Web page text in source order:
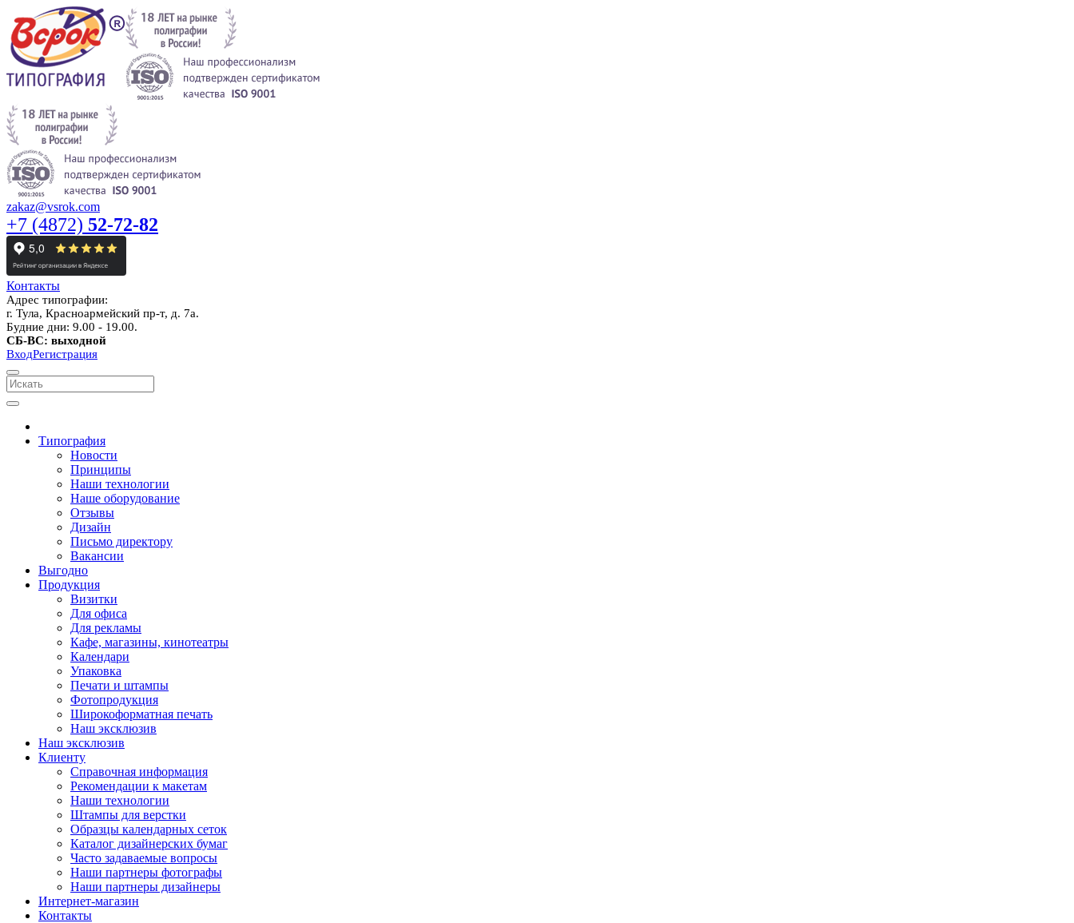
zakaz@vsrok.com
+7 (4872) 52-72-82
Контакты
Адрес типографии:
г. Тула, Красноармейский пр-т, д. 7а.
Будние дни: 9.00 - 19.00.
СБ-ВС: выходной
ВходРегистрация
Типография
Новости
Принципы
Наши технологии
Наше оборудование
Отзывы
Дизайн
Письмо директору
Вакансии
Выгодно
Продукция
Визитки
Для офиса
Для рекламы
Кафе, магазины, кинотеатры
Календари
Упаковка
Печати и штампы
Фотопродукция
Широкоформатная печать
Наш эксклюзив
Наш эксклюзив
Клиенту
Справочная информация
Рекомендации к макетам
Наши технологии
Штампы для верстки
Образцы календарных сеток
Каталог дизайнерских бумаг
Часто задаваемые вопросы
Наши партнеры фотографы
Наши партнеры дизайнеры
Интернет-магазин
Контакты